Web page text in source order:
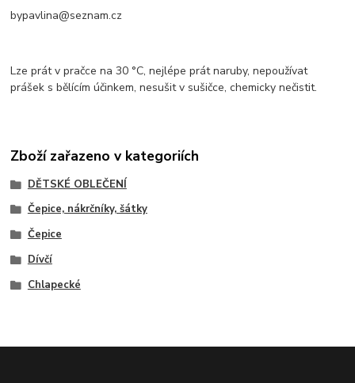
bypavlina@seznam.cz
Lze prát v pračce na 30 °C, nejlépe prát naruby, nepoužívat
prášek s bělícím účinkem, nesušit v sušičce, chemicky nečistit.
Zboží zařazeno v kategoriích
DĚTSKÉ OBLEČENÍ
Čepice, nákrčníky, šátky
Čepice
Dívčí
Chlapecké